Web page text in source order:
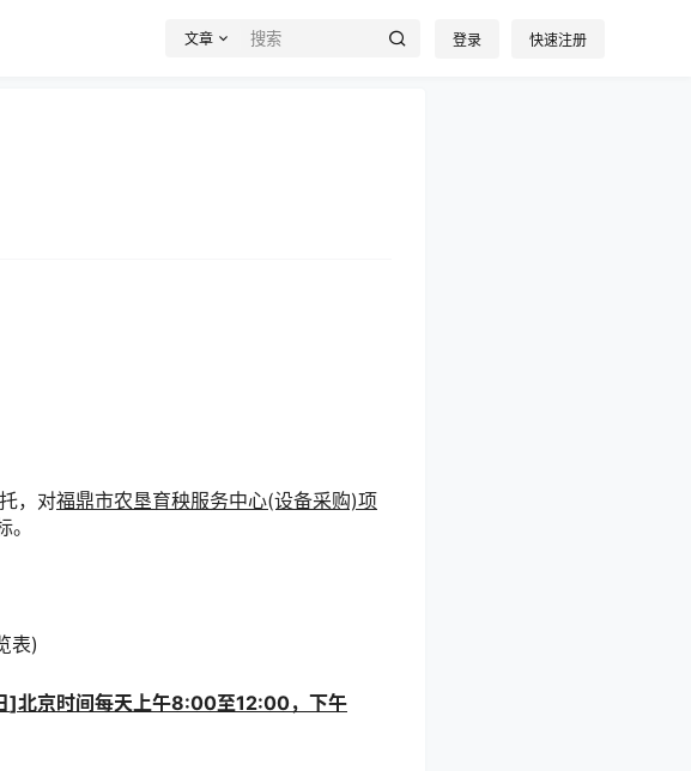
文章 登录 快速注册
，对福鼎市农垦育秧服务中心(设备采购)项
表)
]北京时间每天上午8:00至12:00，下午